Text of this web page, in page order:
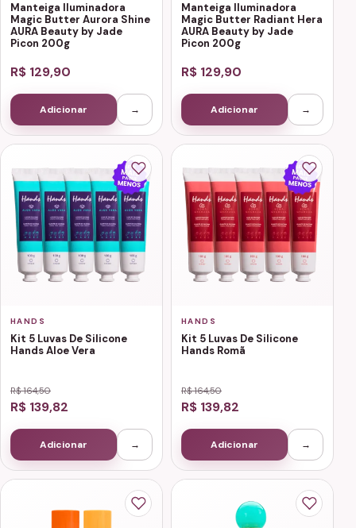
Manteiga Iluminadora
Magic Butter Aurora Shine
AURA Beauty by Jade
Picon 200g
R$ 129,90
Adicionar →
Manteiga Iluminadora
Magic Butter Radiant Hera
AURA Beauty by Jade
Picon 200g
R$ 129,90
Adicionar →
HANDS
Kit 5 Luvas De Silicone
Hands Aloe Vera
R$ 164,50
R$ 139,82
Adicionar →
HANDS
Kit 5 Luvas De Silicone
Hands Romã
R$ 164,50
R$ 139,82
Adicionar →